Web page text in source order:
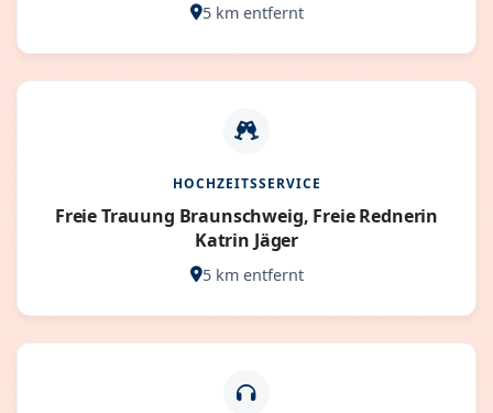
5 km entfernt
HOCHZEITSSERVICE
Freie Trauung Braunschweig, Freie Rednerin
Katrin Jäger
5 km entfernt